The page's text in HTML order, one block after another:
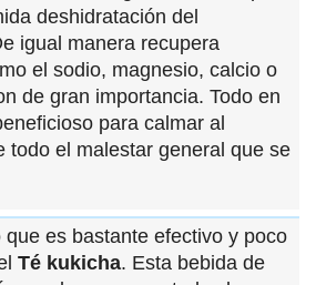
deshidratación del
igual manera recupera
el sodio, magnesio, calcio o
de gran importancia. Todo en
para calmar al
todo el malestar general que se
que es bastante efectivo y poco
Té kukicha. Esta bebida de